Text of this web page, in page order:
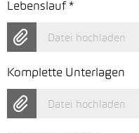
Lebenslauf *
Datei hochladen
Komplette Unterlagen
Datei hochladen